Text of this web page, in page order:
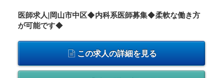
医師求人|岡山市中区◆内科系医師募集◆柔軟な働き方
が可能です◆
この求人の詳細を見る